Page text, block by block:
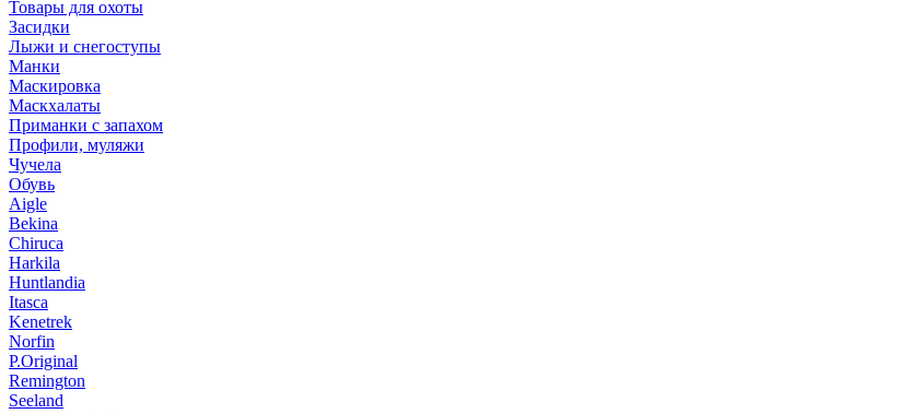
Товары для охоты
Засидки
Лыжи и снегоступы
Манки
Маскировка
Маскхалаты
Приманки с запахом
Профили, муляжи
Чучела
Обувь
Aigle
Bekina
Chiruсa
Harkila
Huntlandia
Itasca
Kenetrek
Norfin
P.Original
Remington
Seeland